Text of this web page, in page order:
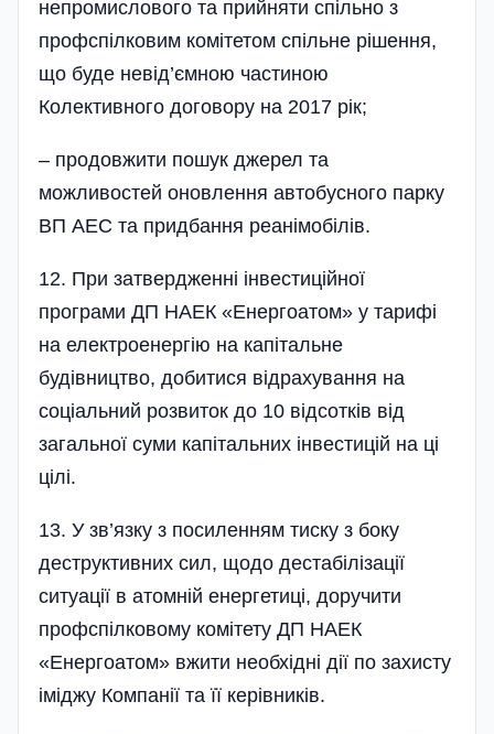
непромислового та прийняти спільно з
профспілковим комітетом спільне рішення,
що буде невід’ємною частиною
Колективного договору на 2017 рік;
– продовжити пошук джерел та
можливостей оновлення автобусного парку
ВП АЕС та придбання реанімобілів.
12. При затвердженні інвестиці­йної
програми ДП НАЕК «Енергоатом» у тарифі
на електроенергію на капітальне
будівництво, добитися відрахування на
соціальний розвиток до 10 відсотків від
загальної суми капітальних інвестицій на ці
цілі.
13. У зв’язку з посиленням тиску з боку
деструктивних сил, щодо дестабілізації
ситуації в атомній енергетиці, доручити
профспілковому комітету ДП НАЕК
«Енергоатом» вжити необхідні дії по захисту
іміджу Компанії та її керівників.